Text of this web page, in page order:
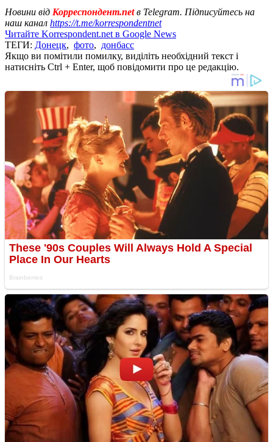
Новини від Корреспондент.netв Telegram. Підписуйтесь на
наш канал https://t.me/korrespondentnet
Читайте Korrespondent.net в Google News
ТЕГИ: Донецк, фото, донбасс
Якщо ви помітили помилку, виділіть необхідний текст і
натисніть Ctrl + Enter, щоб повідомити про це редакцію.